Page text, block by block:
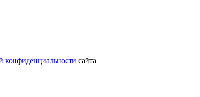
конфиденциальности сайта